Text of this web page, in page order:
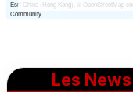
Les